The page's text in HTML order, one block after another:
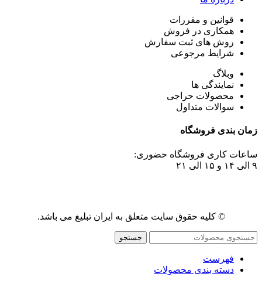
قوانین و مقررات
همکاری در فروش
روش های ثبت سفارش
شرایط مرجوعی
وبلاگ
نمایندگی ها
محصولات حراجی
سوالات متداول
زمان بندی فروشگاه
ساعات کاری فروشگاه حضوری:
۹ الی ۱۴ و ۱۵ الی ۲۱
© کلیه حقوق سایت متعلق به ایران تبلیغ می باشد.
جستجو
فهرست
دسته بندی محصولات